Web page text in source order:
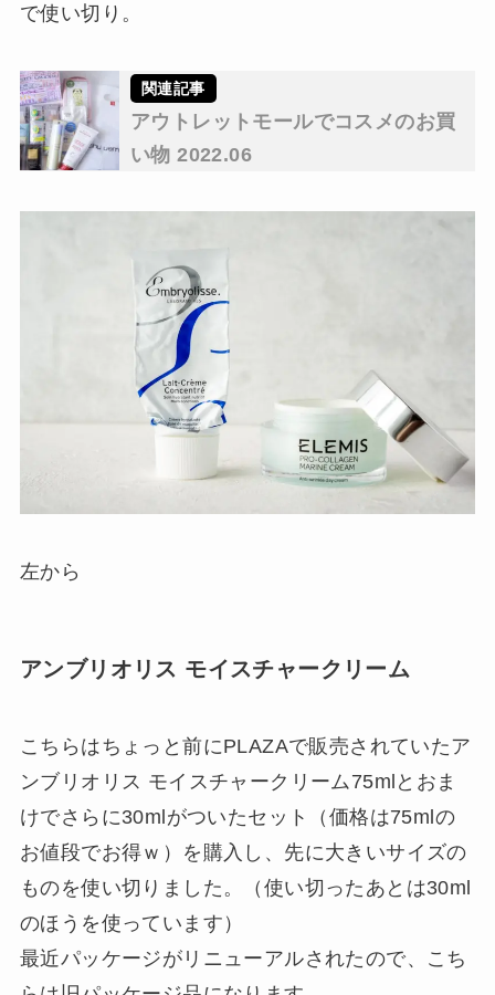
で使い切り。
アウトレットモールでコスメのお買
い物 2022.06
左から
アンブリオリス モイスチャークリーム
こちらはちょっと前にPLAZAで販売されていたア
ンブリオリス モイスチャークリーム75mlとおま
けでさらに30mlがついたセット（価格は75mlの
お値段でお得ｗ）を購入し、先に大きいサイズの
ものを使い切りました。（使い切ったあとは30ml
のほうを使っています）
最近パッケージがリニューアルされたので、こち